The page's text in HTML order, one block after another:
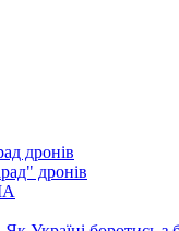
дронів